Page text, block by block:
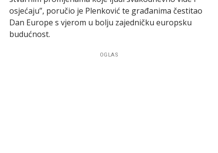
osjećaju”, poručio je Plenković te građanima čestitao
Dan Europe s vjerom u bolju zajedničku europsku
budućnost.
OGLAS